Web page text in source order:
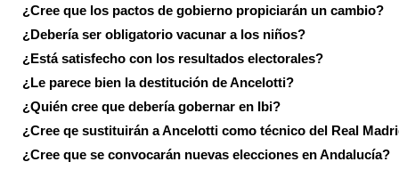
¿Cree que los pactos de gobierno propiciarán un cambio?
¿Debería ser obligatorio vacunar a los niños?
¿Está satisfecho con los resultados electorales?
¿Le parece bien la destitución de Ancelotti?
¿Quién cree que debería gobernar en Ibi?
¿Cree qe sustituirán a Ancelotti como técnico del Real
¿Cree que se convocarán nuevas elecciones en Andalucía?